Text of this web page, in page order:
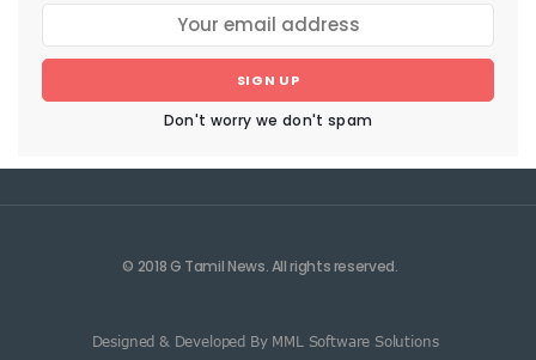
SIGN UP
Don't worry we don't spam
© 2018 G Tamil News. All rights reserved.
Designed & Developed By MML Software Solutions